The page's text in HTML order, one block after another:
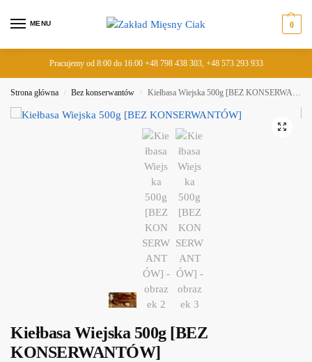
MENU 0
Pracujemy od 8:00 do 16:00 +48 798 438 303, +48 573 293 933
Strona główna / Bez konserwantów / Kiełbasa Wiejska 500g [BEZ KONSERWANTÓW]
Kiełbasa Wiejska 500g [BEZ
KONSERWANTÓW]